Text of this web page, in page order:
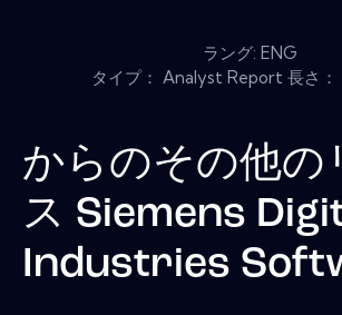
ラング: ENG
タイプ： Analyst Report 長さ：
からのその他の
ス Siemens
Industries